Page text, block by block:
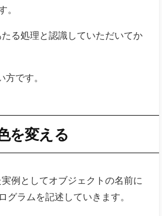
。
る処理と認識していただいてか
です。
を変える
例としてオブジェクトの名前に
グラムを記述していきます。